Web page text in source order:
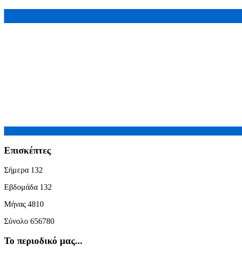
Επισκέπτες
Σήμερα 132
Εβδομάδα 132
Μήνας 4810
Σύνολο 656780
Το περιοδικό μας...